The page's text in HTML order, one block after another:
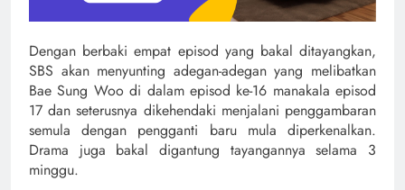
Dengan berbaki empat episod yang bakal ditayangkan,
SBS akan menyunting adegan-adegan yang melibatkan
Bae Sung Woo di dalam episod ke-16 manakala episod
17 dan seterusnya dikehendaki menjalani penggambaran
semula dengan pengganti baru mula diperkenalkan.
Drama juga bakal digantung tayangannya selama 3
minggu.